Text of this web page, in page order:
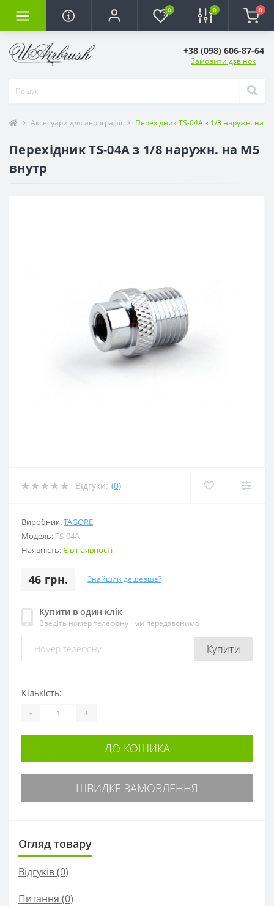
0 0 0
+38 (098) 606-87-64
Замовити дзвінок
Аксесуари для аерографії Перехідник TS-04А з 1/8 наружн. на
Перехідник TS-04А з 1/8 наружн. на М5
внутр
Відгуки: (0)
Виробник:TAGORE
Модель:TS-04А
Наявність:Є в наявності
46 грн. Знайшли дешевше?
Купити в один клік
Введіть номер телефону і ми передзвонимо
Купити
Кількість:
- +
ДО КОШИКА
ШВИДКЕ ЗАМОВЛЕННЯ
Огляд товару
Відгуків (0)
Питання (0)